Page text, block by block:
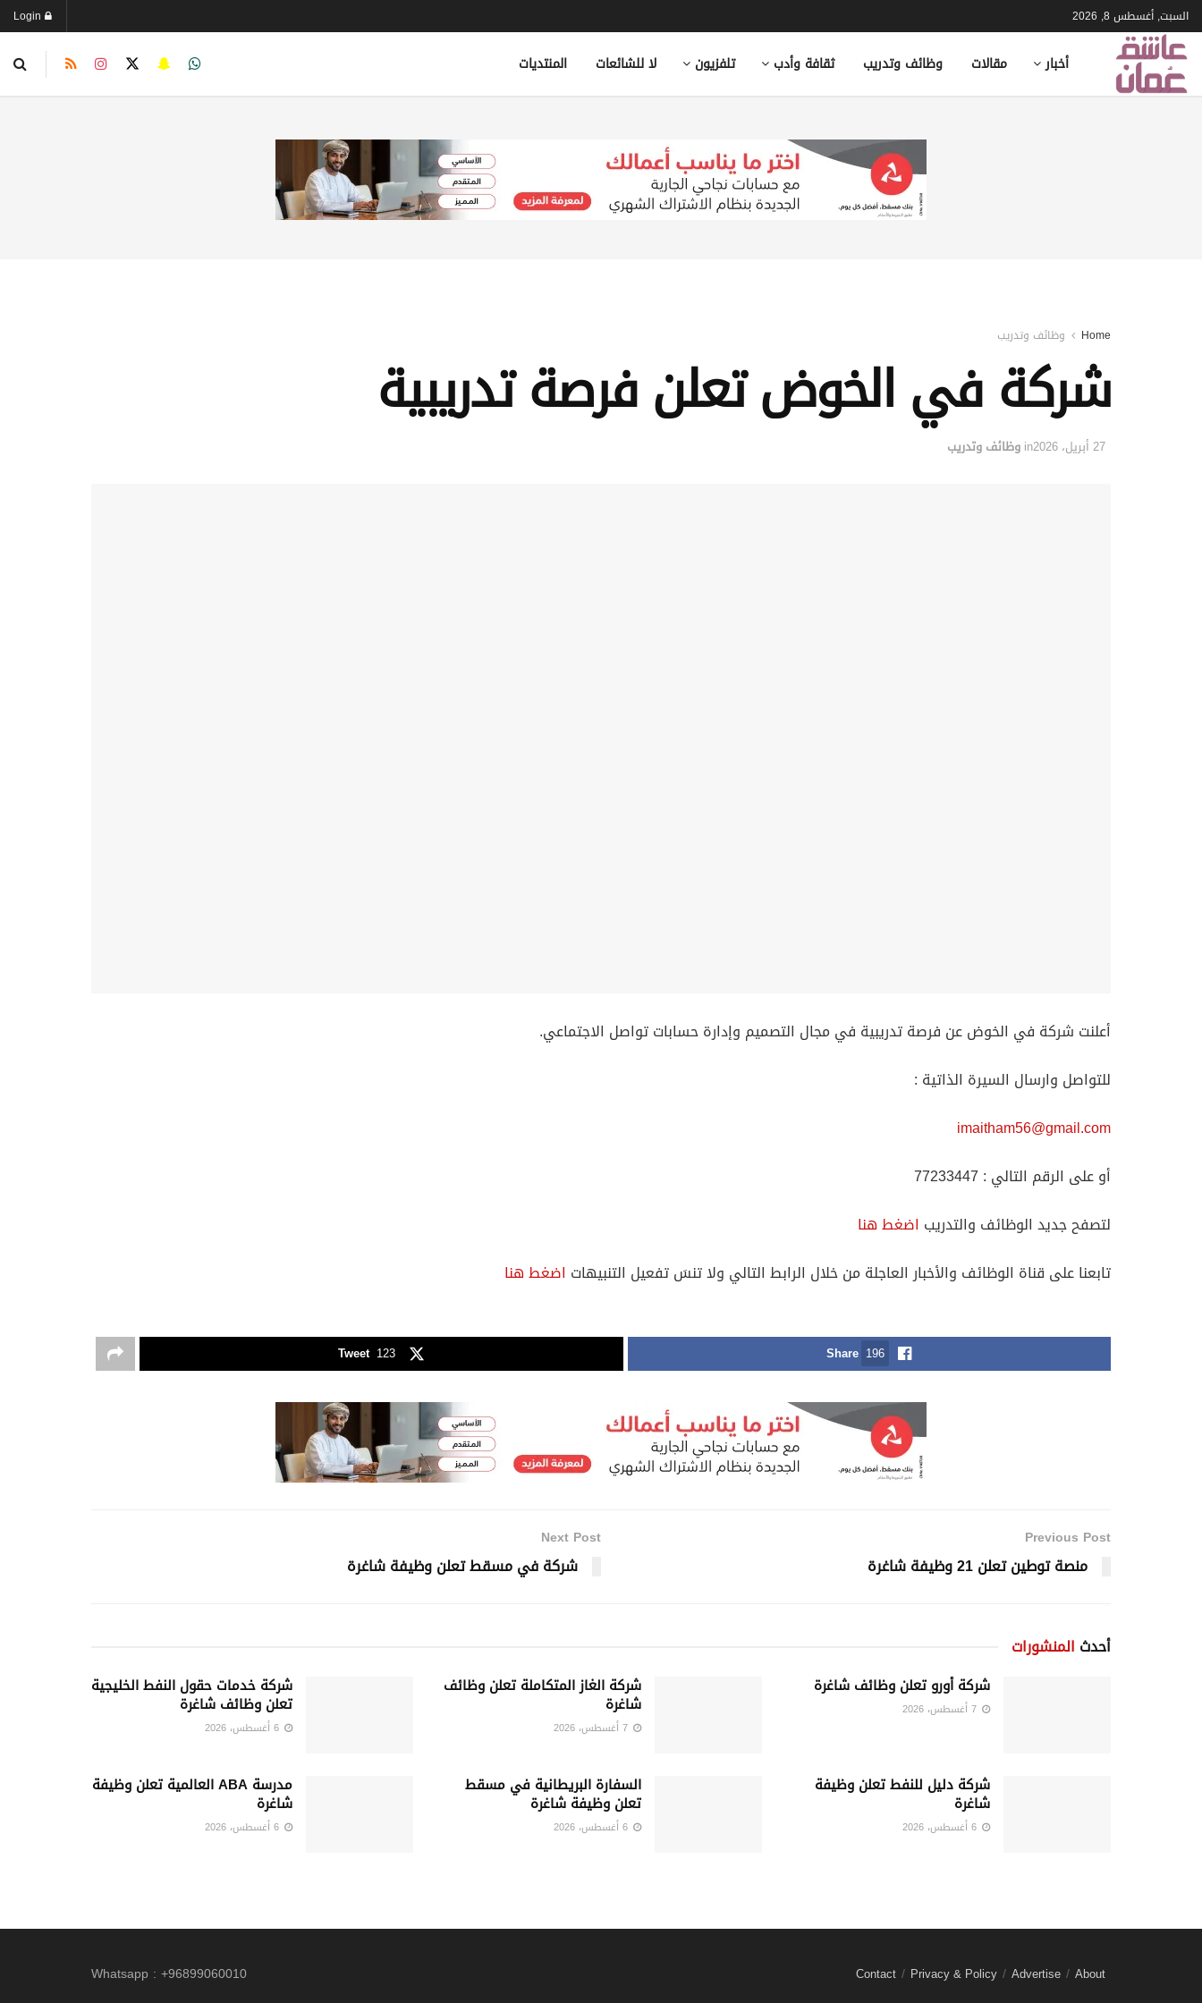
السبت, أغسطس 8, 2026
أخبار مقالات وظائف وتدريب ثقافة وأدب تلفزيون لا للشائعات المنتديات
Home وظائف وتدريب
شركة في الخوض تعلن فرصة تدريبية
27 أبريل، 2026 in وظائف وتدريب
أعلنت شركة في الخوض عن فرصة تدريبية في مجال التصميم وإدارة حسابات تواصل الاجتماعي.
للتواصل وارسال السيرة الذاتية :
imaitham56@gmail.com
أو على الرقم التالي : 77233447
لتصفح جديد الوظائف والتدريب اضغط هنا
تابعنا على قناة الوظائف والأخبار العاجلة من خلال الرابط التالي ولا تنسَ تفعيل التنبيهات اضغط هنا
Share 196
Tweet 123
Previous Post
منصة توطين تعلن 21 وظيفة شاغرة
Next Post
شركة في مسقط تعلن وظيفة شاغرة
أحدث المنشورات
شركة أورو تعلن وظائف شاغرة شركة الغاز المتكاملة تعلن وظائف
شاغرة
شركة خدمات حقول النفط الخليجية
تعلن وظائف شاغرة
شركة دليل للنفط تعلن وظيفة
شاغرة
السفارة البريطانية في مسقط
تعلن وظيفة شاغرة
مدرسة ABA العالمية تعلن وظيفة
شاغرة
About
Advertise
Privacy & Policy
Contact
Whatsapp : +96899060010